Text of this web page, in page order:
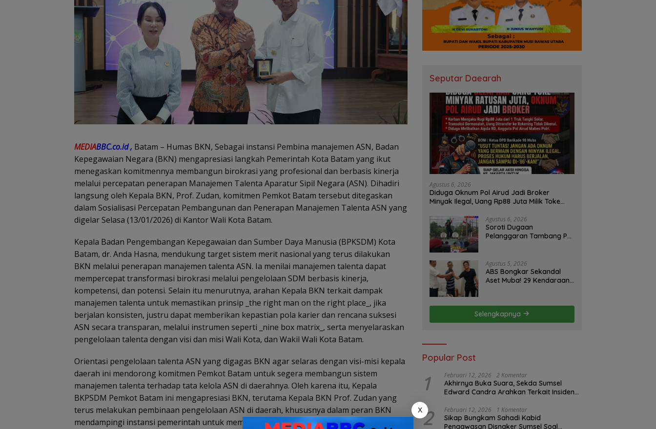
MEDIABBC.co.id , Batam – Humas BKN, Sebagai instansi Pembina manajemen ASN, Badan
Kepegawaian Negara (BKN) mengapresiasi langkah Pemerintah Kota Batam yang ikut
menegaskan komitmennya membangun birokrasi yang profesional dan berbasis kinerja
melalui percepatan penerapan Manajemen Talenta Aparatur Sipil Negara (ASN). Dihadiri
langsung oleh Kepala BKN, Prof. Zudan, komitmen Pemkot Batam tersebut ditegaskan
dalam Sosialisasi Percepatan Pembangunan dan Penerapan Manajemen Talenta ASN yang
digelar Selasa (13/01/2026) di Kantor Wali Kota Batam.
Kepala Badan Pengembangan Kepegawaian dan Sumber Daya Manusia (BPKSDM) Kota
Batam, dr. Anda Hasna, mendukung target sistem merit nasional yang terus dilakukan
BKN melalui penerapan manajemen talenta ASN. Ia menilai manajemen talenta dapat
mempercepat transformasi birokrasi melalui pengelolaan SDM berbasis kinerja,
kompetensi, dan potensi. Selain itu menurutnya, arahan Kepala BKN terkait dampak
manajemen talenta untuk memastikan prinsip _the right man on the right place_, jika
berjalan konsisten, justru dapat memberikan kepastian pola karier dan rencana suksesi
ASN secara transparan, melalui instrumen seperti _nine box matrix_, serta menyelaraskan
pengelolaan talenta dengan visi dan misi Wali Kota, dan Wakil Wali Kota Batam.
Orientasi pengelolaan talenta ASN yang digagas BKN agar selaras dengan visi-misi kepala
daerah ini mendorong komitmen Pemkot Batam untuk segera membangun sistem
manajemen talenta terhadap tata kelola ASN di daerahnya. Oleh karena itu, Kepala
BKPSDM Pemkot Batam ini mengapresiasi BKN, terutama Kepala BKN Prof. Zudan yang
terus melakukan pembinaan pengelolaan ASN di daerah, khususnya dalam peran BKN
mendampingi instansi pemerintah untuk membangun manajemen talenta ASN yang
Seputar Daearah
Agustus 6, 2026
Diduga Oknum Pol Airud Jadi Broker
Minyak Ilegal, Uang Rp88 Juta Milik Toke
Agustus 6, 2026
Soroti Dugaan
Pelanggaran Tambang PT
Minggu ke Pemerintah
Agustus 5, 2026
ABS Bongkar Sekandal
Aset Muba! 29 Kendaraan
Selengkapnya
Popular Post
1 Februari 12, 2026 2 Komentar
Akhirnya Buka Suara, Sekda Sumsel
Edward Candra Arahkan Terkait Insiden
2 Februari 12, 2026 1 Komentar
Sikap Bungkam Sahadi Kabid
Pengawasan Disnaker Sumsel Soal
X